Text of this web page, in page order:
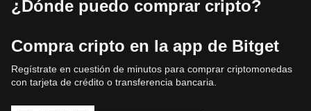
¿Dónde puedo comprar cripto?
Compra cripto en la app de Bitget
Regístrate en cuestión de minutos para comprar criptomonedas
con tarjeta de crédito o transferencia bancaria.